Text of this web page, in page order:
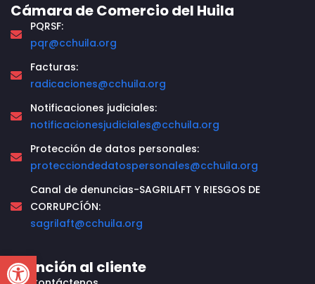
Open toolbar
Cámara de Comercio del Huila
PQRSF:
pqr@cchuila.org
Facturas:
radicaciones@cchuila.org
Notificaciones judiciales:
notificacionesjudiciales@cchuila.org
Protección de datos personales:
protecciondedatospersonales@cchuila.org
Canal de denuncias-SAGRILAFT Y RIESGOS DE
CORRUPCÍÓN:
sagrilaft@cchuila.org
Atención al cliente